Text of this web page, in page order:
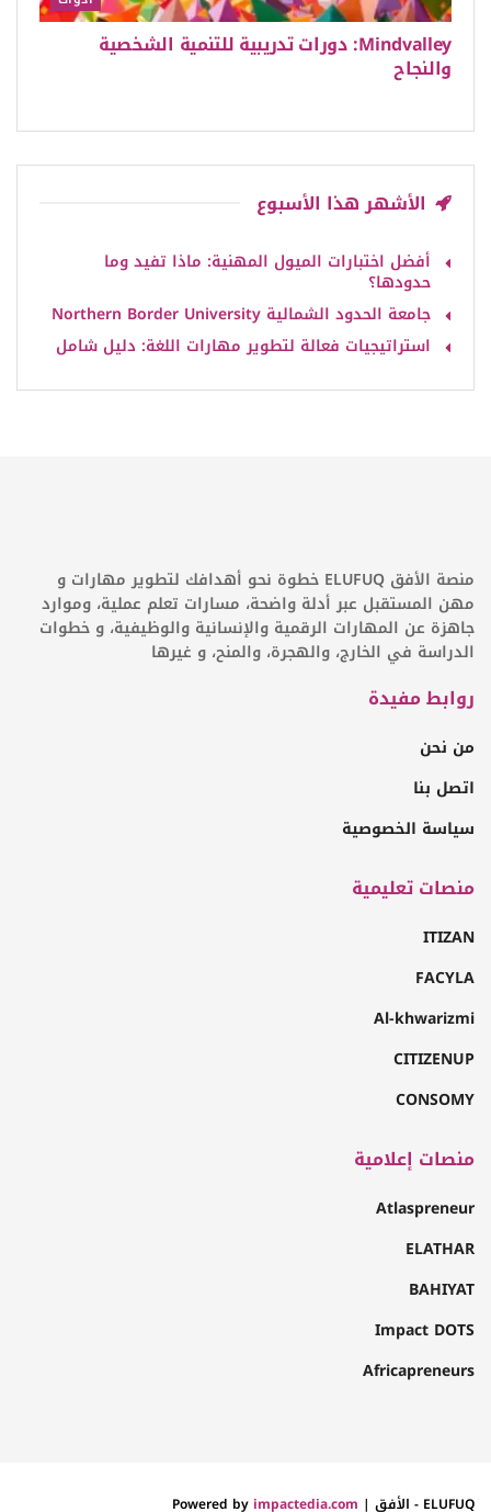
Mindvalley: دورات تدريبية للتنمية الشخصية
والنجاح
الأشهر هذا الأسبوع
أفضل اختبارات الميول المهنية: ماذا تفيد وما
حدودها؟
جامعة الحدود الشمالية Northern Border University
استراتيجيات فعالة لتطوير مهارات اللغة: دليل شامل
منصة الأفق ELUFUQ خطوة نحو أهدافك لتطوير مهارات و
مهن المستقبل عبر أدلة واضحة، مسارات تعلم عملية، وموارد
جاهزة عن المهارات الرقمية والإنسانية والوظيفية، و خطوات
الدراسة في الخارج، والهجرة، والمنح، و غيرها
روابط مفيدة
من نحن
اتصل بنا
سياسة الخصوصية
منصات تعليمية
ITIZAN
FACYLA
Al-khwarizmi
CITIZENUP
CONSOMY
منصات إعلامية
Atlaspreneur
ELATHAR
BAHIYAT
Impact DOTS
Africapreneurs
ELUFUQ - الأفق | Powered by impactedia.com